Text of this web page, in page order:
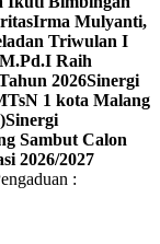
Irma Mulyanti,
Triwulan I
Raih
2026Sinergi
1 kota Malang
Sinergi
Sambut Calon
2026/2027
: